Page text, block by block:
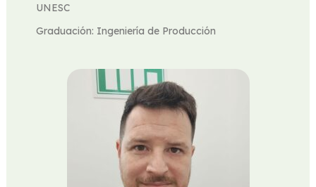
UNESC
Graduación: Ingeniería de Producción